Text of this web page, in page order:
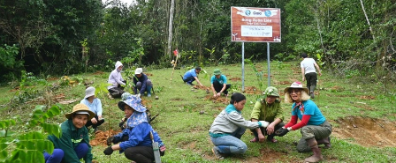
MÉGASTORIE
INFOGRAPHIE
PHOTO
VIDÉO